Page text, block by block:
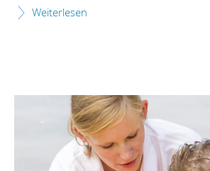
Weiterlesen